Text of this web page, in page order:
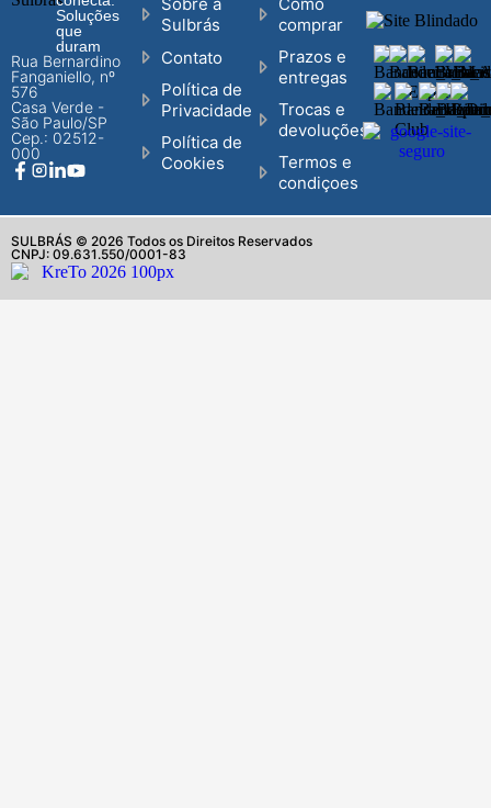
Soluções
que
duram
Rua Bernardino
Fanganiello, nº
576
Casa Verde -
São Paulo/SP
Cep.: 02512-
000
Sulbrás
Contato
Política de
Privacidade
Política de
Cookies
comprar
Prazos e
entregas
Trocas e
devoluções
Termos e
condiçoes
SULBRÁS © 2026 Todos os Direitos Reservados
CNPJ: 09.631.550/0001-83